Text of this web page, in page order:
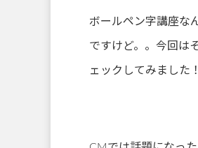
ボールペン字講座な
ですけど。。今回は
ェックしてみました！